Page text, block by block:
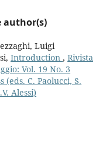
author(s)
Luigi
Introduction , Rivista
Vol. 19 No. 3
C. Paolucci, S.
Alessi)